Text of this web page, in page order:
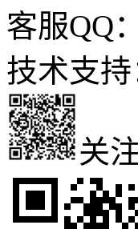
客服QQ
技术支持
关